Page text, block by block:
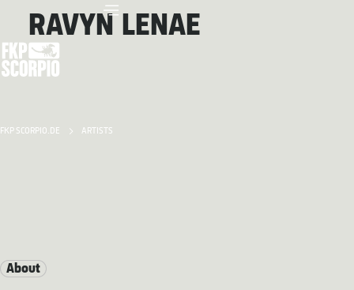
FKP SCORPIO.DE ARTISTS
RAVYN LENAE
About